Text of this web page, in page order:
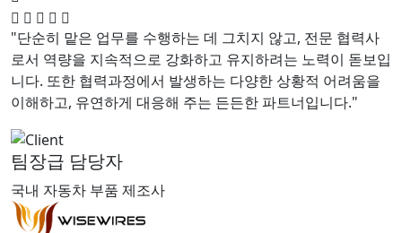
"단순히 맡은 업무를 수행하는 데 그치지 않고, 전문 협력사
로서 역량을 지속적으로 강화하고 유지하려는 노력이 돋보입
니다. 또한 협력과정에서 발생하는 다양한 상황적 어려움을
이해하고, 유연하게 대응해 주는 든든한 파트너입니다."
팀장급 담당자
국내 자동차 부품 제조사